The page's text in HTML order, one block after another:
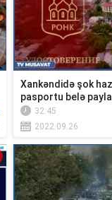
Xankəndidə şok
pasportu belə
32:45
2022.09.26